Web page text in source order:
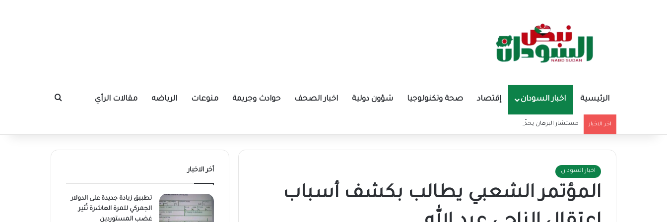
الرئيسية اخبار السودان إقتصاد صحة وتكنولوجيا شؤون دولية اخبار الصحف حوادث وجريمة منوعات الرياضه مقالات الرأي بحث عن
اخر الاخبار مستشار البرهان يحذّر من تغذية أوهام قادة الميليشيا
اخبار السودان
المؤتمر الشعبي يطالب بكشف أسباب
أخر الاخبار
تطبيق زيادة جديدة على الدولار
الجمركي للمرة العاشرة تُثير
غضب المستوردين